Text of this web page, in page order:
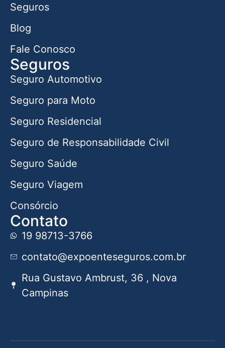
Seguros
Blog
Fale Conosco
Seguros
Seguro Automotivo
Seguro para Moto
Seguro Residencial
Seguro de Responsabilidade Civil
Seguro Saúde
Seguro Viagem
Consórcio
Contato
19 98713-3766
contato@expoenteseguros.com.br
Rua Gustavo Ambrust, 36 , Nova
Campinas